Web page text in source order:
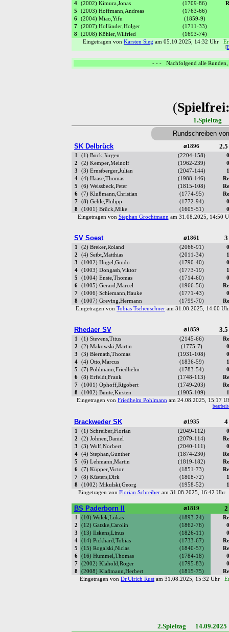
4
(2002) Kimura,Jonas (1709-86)
5
(2003) Hoffmann,Andreas (1763-66)
6
(2004) Miao,Yifu (1859-9)
7
(2007) Holländer,Holger (1711-33)
8
(2008) Köhler,Wilfried (1693-74)
Eingetragen von Karsten Sieg am 05.10.2025, 14:32 Uhr
[
- - - Nachfolgend alle
(
1.Spieltag
Rundschreiben
SK Delbrück
⌀1896
1 (1) Bock,Jürgen (2204-158)
2
(2) Kemper,Meinolf (1962-239)
3
(3) Ernstberger,Julian (2047-144)
4
(4) Haase,Thomas (1988-146)
5
(6) Weissbeck,Peter (1815-108)
6
(7) Klußmann,Christian (1774-95)
7
(8) Gehle,Philipp (1772-94)
8
(1001) Brück,Mike (1605-51)
Eingetragen von Stephan Grochtmannam 31.08.2025, 14:50
SV Soest ⌀1861 3
1 (2) Breker,Roland (2066-91)
2
(4) Seibt,Matthias (2011-34)
3
(1002) Hügel,Guido (1790-40)
4
(1003) Dongash,Viktor (1773-19)
5
(1004) Enste,Thomas (1714-60)
6
(1005) Gerard,Marcel (1966-56)
7
(1006) Schiemann,Hauke (1771-43)
8
(1007) Greving,Hermann (1799-70)
Eingetragen von Tobias Tscheuschner am 31.08.2025, 14:00
Rhedaer SV ⌀1859
1 (1) Stevens,Titus (2145-66)
2
(2) Makowski,Martin (1775-7)
3
(3) Biernath,Thomas (1931-108)
4
(4) Otto,Marcus (1836-59)
5
(7) Pohlmann,Friedhelm (1783-54)
6
(8) Erfeldt,Frank (1748-113)
7
(1001) Ophoff,Rigobert (1749-203)
8
(1002) Bünte,Kirsten (1905-109)
Eingetragen von Friedhelm Pohlmann am 24.08.2025, 15:17
Brackweder SK ⌀1935 4
1 (1) Schreiber,Florian (2049-112)
2
(2) Johnen,Daniel (2079-114)
3
(3) Wolf,Norbert (2040-111)
4
(4) Stephan,Gunther (1874-230)
5
(6) Lehmann,Martin (1819-182)
6
(7) Küpper,Victor (1851-73)
7
(8) Küsters,Dirk (1808-72)
8
(1002) Mikulski,Georg (1958-52)
Eingetragen von Florian Schreiberam 31.08.2025, 16:42
BS Paderborn II ⌀1819 2
1 (10) Wolek,Lukas (1893-24)
2
(12) Gatzke,Carolin (1862-76)
3
(13) Ilskens,Linus (1826-11)
4
(14) Pickhard,Tobias (1733-67)
5
(15) Rogalski,Niclas (1840-57)
6
(16) Hummel,Thomas (1784-18)
7
(2002) Klahold,Roger (1795-83)
8
(2008) Klaßmann,Herbert (1815-75)
Eingetragen von Dr.Ulrich Rust am 31.08.2025, 15:32 Uhr
2.Spieltag